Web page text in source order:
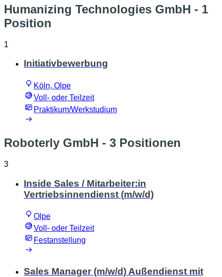
Humanizing Technologies GmbH - 1
Position
1
Initiativbewerbung
Köln, Olpe
Voll- oder Teilzeit
Praktikum/Werkstudium
Roboterly GmbH - 3 Positionen
3
Inside Sales / Mitarbeiter:in
Vertriebsinnendienst (m/w/d)
Olpe
Voll- oder Teilzeit
Festanstellung
Sales Manager (m/w/d) Außendienst mit